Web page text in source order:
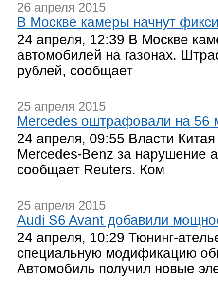
26 апреля 2015
В Москве камеры начнут
24 апреля, 12:39 В Москве
автомобилей на газонах.
рублей, сообщает
25 апреля 2015
Mercedes оштрафовали на 56
24 апреля, 09:55 Власти
Mercedes-Benz за нарушение
сообщает Reuters. Ком
25 апреля 2015
Audi S6 Avant добавили
24 апреля, 10:29 Тюнинг-
специальную модификацию
Автомобиль получил новые